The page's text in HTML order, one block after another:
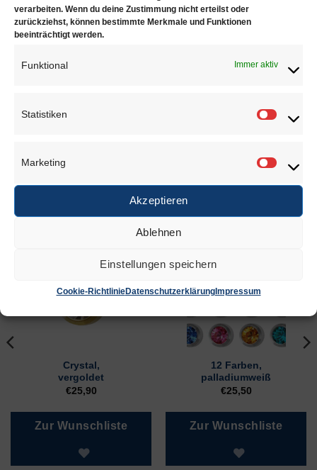
verarbeiten. Wenn du deine Zustimmung nicht erteilst oder
zurückziehst, können bestimmte Merkmale und Funktionen
beeinträchtigt werden.
Funktional Immer aktiv
Statistiken
Marketing
Akzeptieren
Ablehnen
Einstellungen speichern
Cookie-RichtlinieDatenschutzerklärungImpressum
Studex Erst- Nasenstecker, Kugel mit Crystal
Material: Titan
ÄHNLICHE PRODUKTE
Crystal,
vergoldet
€25,90
Zur Wunschliste
12 Farben,
palladiumweiß
€25,50
Zur Wunschliste